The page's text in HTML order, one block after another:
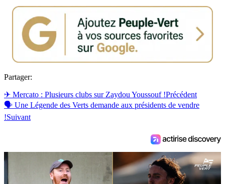
Partager:
✈ Mercato : Plusieurs clubs sur Zaydou Youssouf !Précédent
🗣 Une Légende des Verts demande aux présidents de vendre
!Suivant